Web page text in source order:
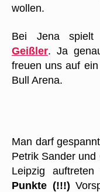
wollen.
Bei Jena spielt
Geißler. Ja
freuen uns auf
Bull Arena.
Man darf
Petrik Sander
Leipzig
Punkte (!!!)